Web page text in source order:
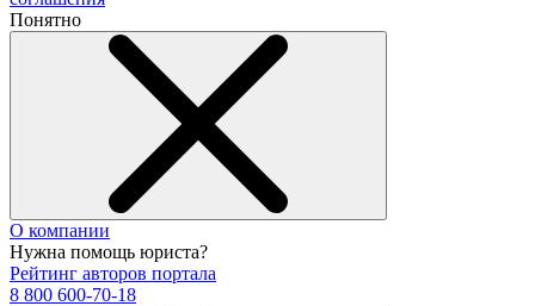
Понятно
О компании
Нужна помощь юриста?
Рейтинг авторов портала
8 800 600-70-18